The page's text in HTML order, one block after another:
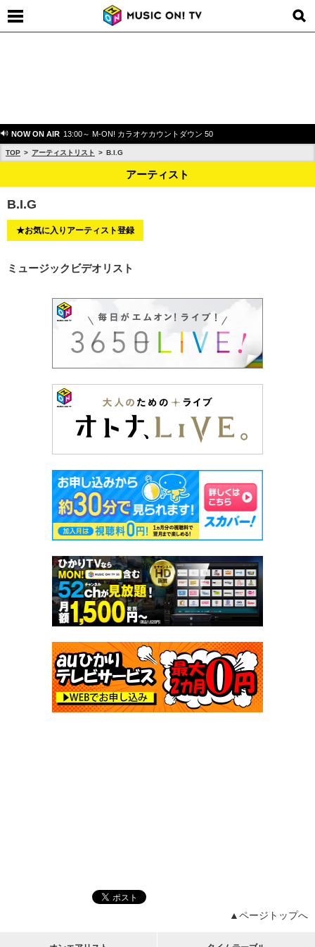
NOW ON AIR 13:00～ M-ON! カラオケカウントダウン 50
TOP アーティストリスト B.I.G
アーティスト
B.I.G
★お気に入りアーティスト登録
ミュージックビデオリスト
▲ページトップへ